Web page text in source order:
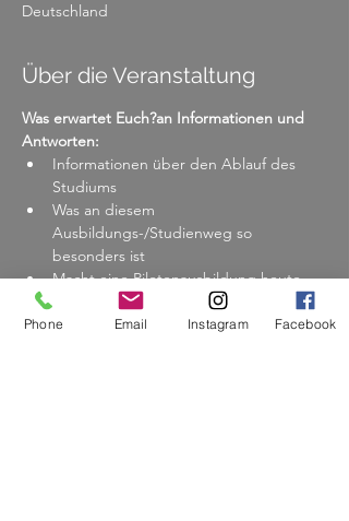
Deutschland
Über die Veranstaltung
Was erwartet Euch?an Informationen und
Antworten:
Informationen über den Ablauf des
Studiums
Was an diesem
Ausbildungs-/Studienweg so
besonders ist
Macht eine Pilotenausbildung heute
noch Sinn?
UND: Wer mag kann gegen einen
Phone Email Instagram Facebook